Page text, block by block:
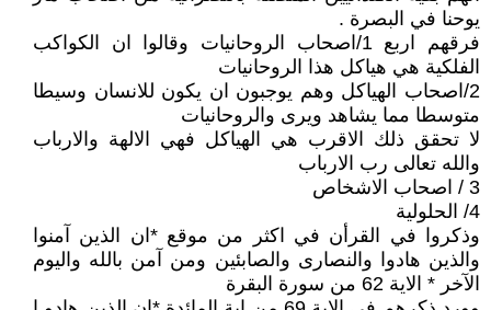
يوحنا في البصرة .
فرقهم اربع 1/اصحاب الروحانيات وقالوا ان الكواكب
الفلكية هي هياكل هذا الروحانيات
2/اصحاب الهياكل وهم يوجبون ان يكون للانسان وسيطا
متوسطا مما يشاهد ويرى والروحانيات
لا تحقق ذلك الاقرب هي الهياكل فهي الالهة والارباب
والله تعالى رب الارباب
3 / اصحاب الاشخاص
4/ الحلولية
وذكروا في القرأن في اكثر من موقع *ان الذين آمنوا
والذين هادوا والنصارى والصابئين ومن آمن بالله واليوم
اﻵخر * الاية 62 من سورة البقرة